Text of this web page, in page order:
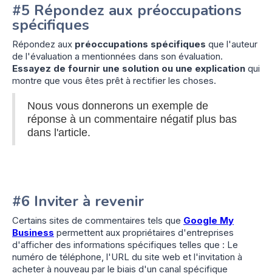
#5 Répondez aux préoccupations
spécifiques
Répondez aux préoccupations spécifiques que l'auteur
de l'évaluation a mentionnées dans son évaluation.
Essayez de fournir une solution ou une explication qui
montre que vous êtes prêt à rectifier les choses.
Nous vous donnerons un exemple de
réponse à un commentaire négatif plus bas
dans l'article.
#6 Inviter à revenir
Certains sites de commentaires tels que Google My
Business permettent aux propriétaires d'entreprises
d'afficher des informations spécifiques telles que : Le
numéro de téléphone, l'URL du site web et l'invitation à
acheter à nouveau par le biais d'un canal spécifique